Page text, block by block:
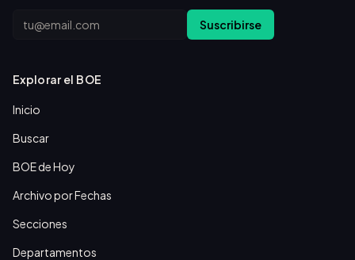
Email Suscribirse
Explorar el BOE
Inicio
Buscar
BOE de Hoy
Archivo por Fechas
Secciones
Departamentos